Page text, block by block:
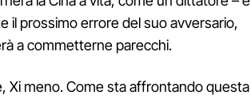
il prossimo errore del suo avversario,
a commetterne parecchi.
Xi meno. Come sta affrontando questa